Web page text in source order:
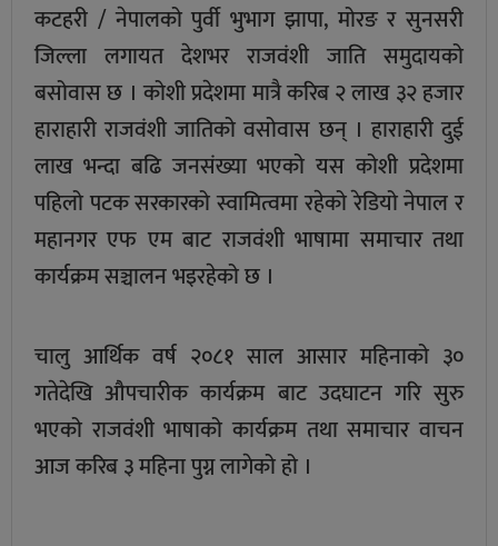
कटहरी / नेपालको पुर्वी भुभाग झापा, मोरङ र सुनसरी
जिल्ला लगायत देशभर राजवंशी जाति समुदायको
बसोवास छ । कोशी प्रदेशमा मात्रै करिब २ लाख ३२ हजार
हाराहारी राजवंशी जातिको वसोवास छन् । हाराहारी दुई
लाख भन्दा बढि जनसंख्या भएको यस कोशी प्रदेशमा
पहिलो पटक सरकारको स्वामित्वमा रहेको रेडियो नेपाल र
महानगर एफ एम बाट राजवंशी भाषामा समाचार तथा
कार्यक्रम सञ्चालन भइरहेको छ ।
चालु आर्थिक वर्ष २०८१ साल आसार महिनाको ३०
गतेदेखि औपचारीक कार्यक्रम बाट उदघाटन गरि सुरु
भएको राजवंशी भाषाको कार्यक्रम तथा समाचार वाचन
आज करिब ३ महिना पुग्न लागेको हो ।